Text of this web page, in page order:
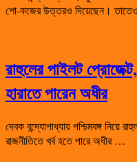
শো-কজের উত্তরও দিয়েছেন।
রাহুলের পাইলট
হারাতে পারেন অধীর
দেবক বন্দ্যোপাধ্যায় পশ্চিমবঙ্গ নিয়ে
রাজনীতিতে খর্ব হতে পারে অধীর …